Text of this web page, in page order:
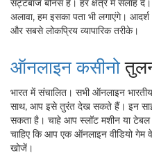
सट्टेबाज बोनस हैं। हर क्षेत्र में
अलावा, हम इसका पता भी लगाएंगे।
और सबसे लोकप्रिय व्यापारिक तरीके।
ऑनलाइन कसीनो
भारत में संचालित। सभी ऑनलाइन
साथ, आप इसे तुरंत देख सकते हैं। इन
सकता है। चाहे आप स्लॉट मशीन या
चाहिए कि आप एक ऑनलाइन वीडियो गेम
खोजें।